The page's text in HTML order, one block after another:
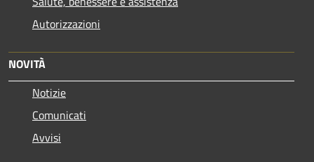
Autorizzazioni
NOVITÀ
Notizie
Comunicati
Avvisi